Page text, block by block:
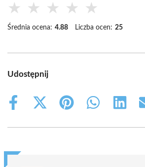
★ ★ ★ ★ ★
Średnia ocena: 4.88 Liczba ocen: 25
Udostępnij
Share
Share
(Twitter)
Share
Share
Share